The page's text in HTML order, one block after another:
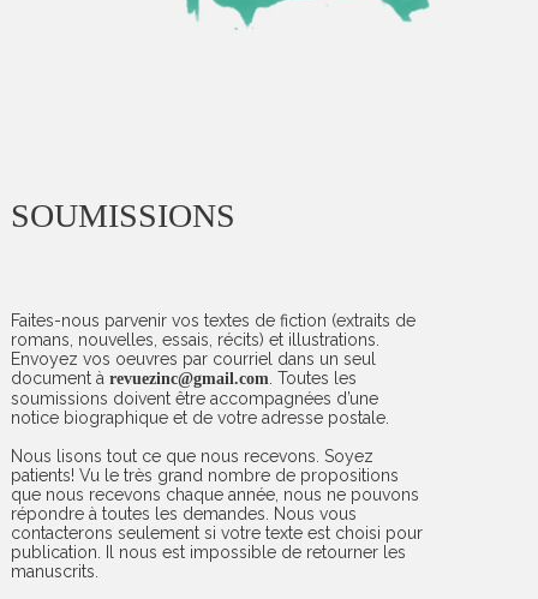
SOUMISSIONS
Faites-nous parvenir vos textes de fiction (extraits de
romans, nouvelles, essais, récits) et illustrations.
Envoyez vos oeuvres par courriel dans un seul
document à revuezinc@gmail.com . Toutes les
soumissions doivent être accompagnées d’une
notice biographique et de votre adresse postale.
Nous lisons tout ce que nous recevons. Soyez
patients! Vu le très grand nombre de propositions
que nous recevons chaque année, nous ne pouvons
répondre à toutes les demandes. Nous vous
contacterons seulement si votre texte est choisi pour
publication. Il nous est impossible de retourner les
manuscrits.